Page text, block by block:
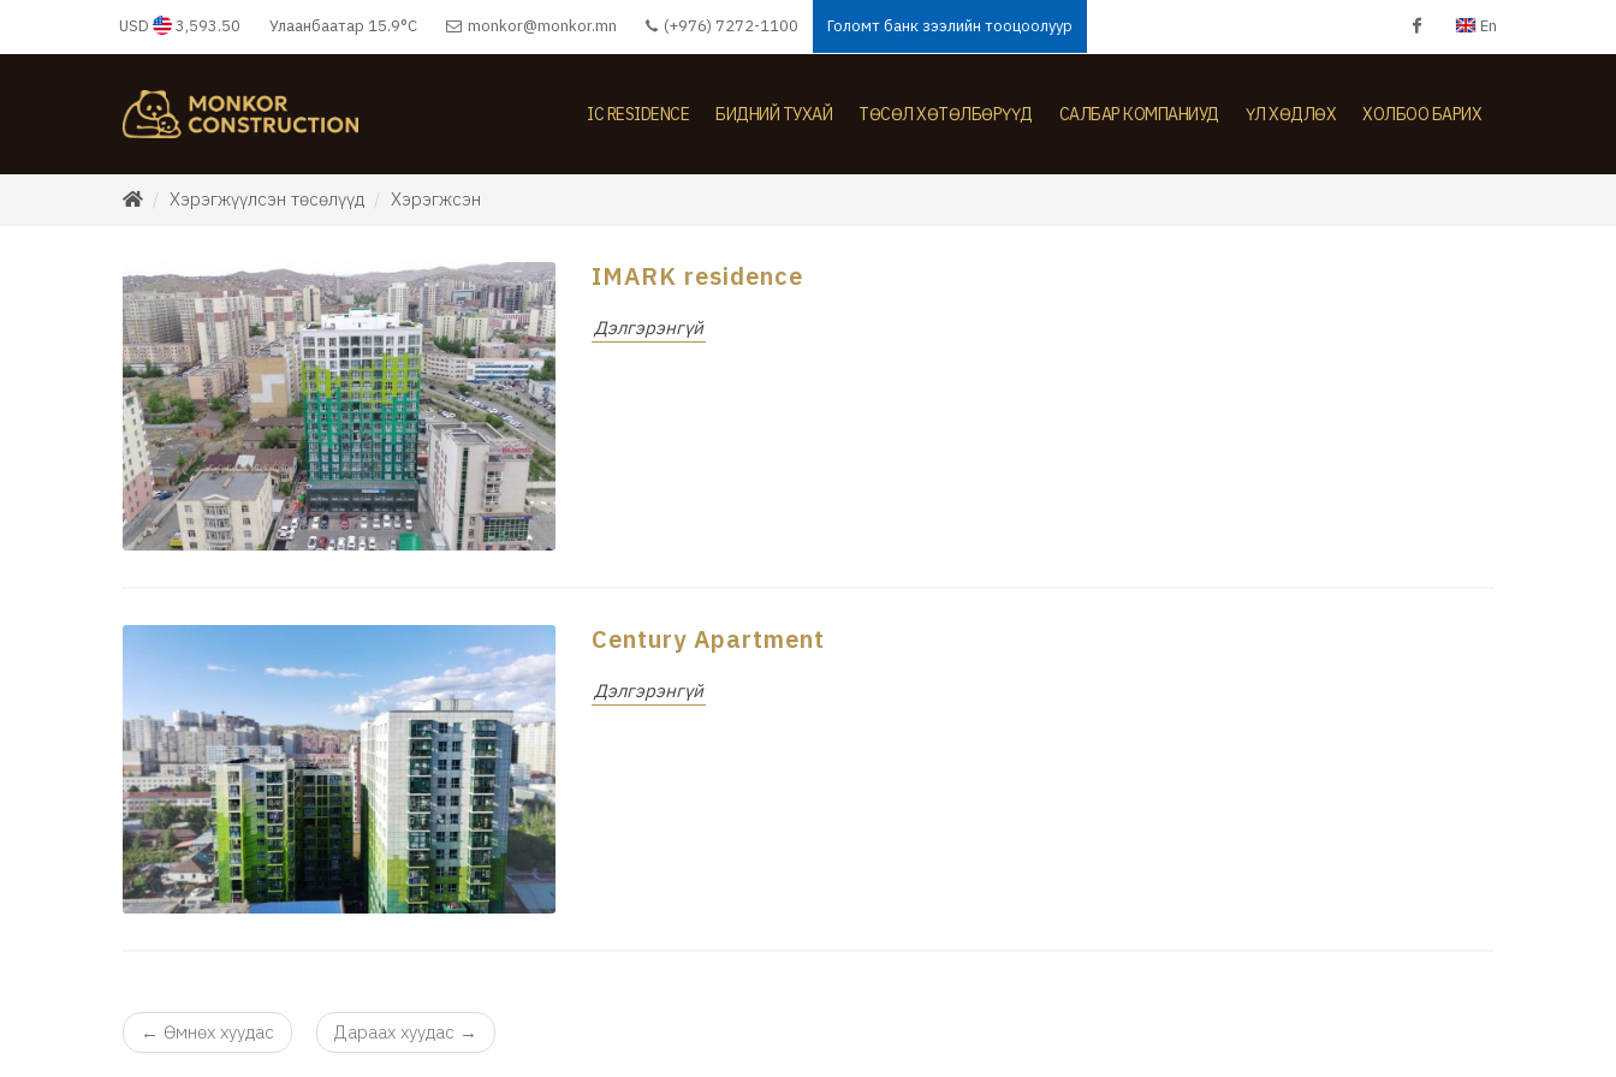
USD 3,593.50 Улаанбаатар 15.9°C monkor@monkor.mn (+976) 7272-1100 Голомт банк зээлийн тооцоолуур En
IC RESIDENCE БИДНИЙ ТУХАЙ ТӨСӨЛ ХӨТӨЛБӨРҮҮД САЛБАР КОМПАНИУД ҮЛ ХӨДЛӨХ ХОЛБОО БАРИХ
Хэрэгжүүлсэн төсөлүүд Хэрэгжсэн
IMARK residence
Дэлгэрэнгүй
Century Apartment
Дэлгэрэнгүй
← Өмнөх хуудас Дараах хуудас →